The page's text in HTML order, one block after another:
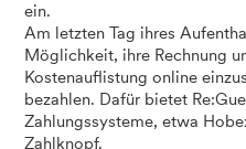
ein.
Am letzten Tag ihres
Möglichkeit, ihre Rechnung
Kostenauflistung online
bezahlen. Dafür bietet
Zahlungssysteme, etwa
Zahlknopf.